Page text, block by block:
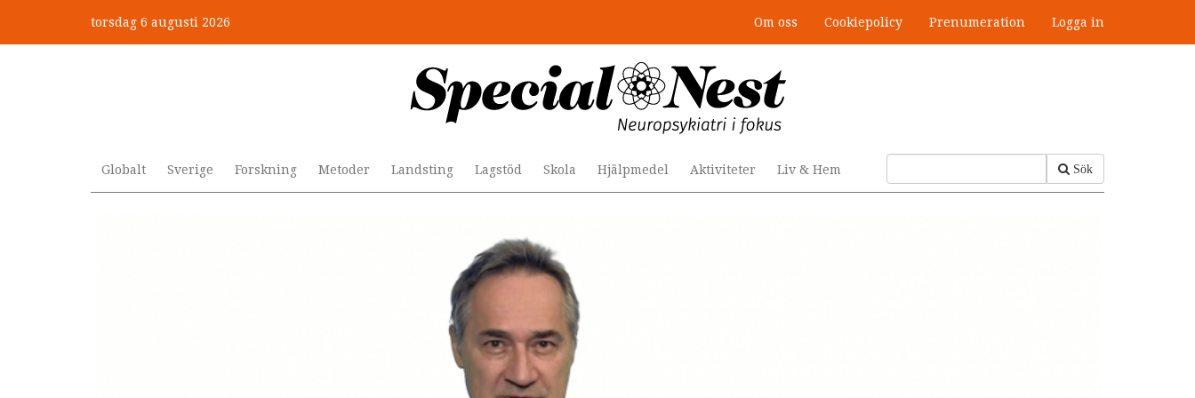
huvudinnehåll
torsdag 6 augusti 2026 Om oss Cookiepolicy Prenumeration Logga in
Sök
Globalt Sverige Forskning Metoder Landsting Lagstöd Skola Hjälpmedel Aktiviteter Liv & Hem
Mobbning vid autism och adhd: 4 lästips